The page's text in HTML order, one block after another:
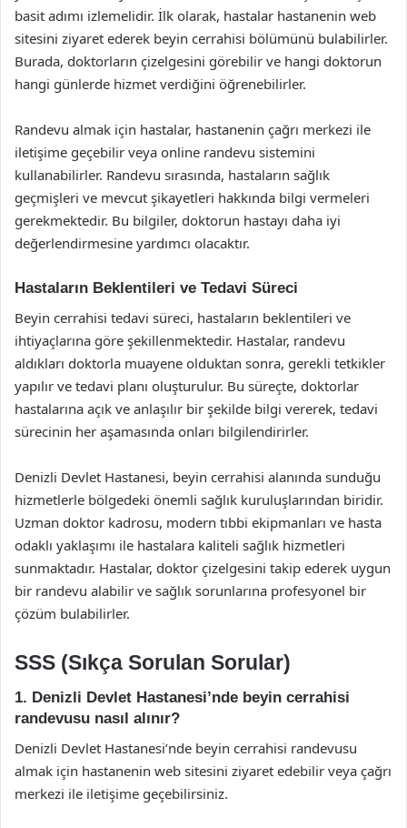
basit adımı izlemelidir. İlk olarak, hastalar hastanenin web
sitesini ziyaret ederek beyin cerrahisi bölümünü bulabilirler.
Burada, doktorların çizelgesini görebilir ve hangi doktorun
hangi günlerde hizmet verdiğini öğrenebilirler.
Randevu almak için hastalar, hastanenin çağrı merkezi ile
iletişime geçebilir veya online randevu sistemini
kullanabilirler. Randevu sırasında, hastaların sağlık
geçmişleri ve mevcut şikayetleri hakkında bilgi vermeleri
gerekmektedir. Bu bilgiler, doktorun hastayı daha iyi
değerlendirmesine yardımcı olacaktır.
Hastaların Beklentileri ve Tedavi Süreci
Beyin cerrahisi tedavi süreci, hastaların beklentileri ve
ihtiyaçlarına göre şekillenmektedir. Hastalar, randevu
aldıkları doktorla muayene olduktan sonra, gerekli tetkikler
yapılır ve tedavi planı oluşturulur. Bu süreçte, doktorlar
hastalarına açık ve anlaşılır bir şekilde bilgi vererek, tedavi
sürecinin her aşamasında onları bilgilendirirler.
Denizli Devlet Hastanesi, beyin cerrahisi alanında sunduğu
hizmetlerle bölgedeki önemli sağlık kuruluşlarından biridir.
Uzman doktor kadrosu, modern tıbbi ekipmanları ve hasta
odaklı yaklaşımı ile hastalara kaliteli sağlık hizmetleri
sunmaktadır. Hastalar, doktor çizelgesini takip ederek uygun
bir randevu alabilir ve sağlık sorunlarına profesyonel bir
çözüm bulabilirler.
SSS (Sıkça Sorulan Sorular)
1. Denizli Devlet Hastanesi’nde beyin cerrahisi
randevusu nasıl alınır?
Denizli Devlet Hastanesi’nde beyin cerrahisi randevusu
almak için hastanenin web sitesini ziyaret edebilir veya çağrı
merkezi ile iletişime geçebilirsiniz.